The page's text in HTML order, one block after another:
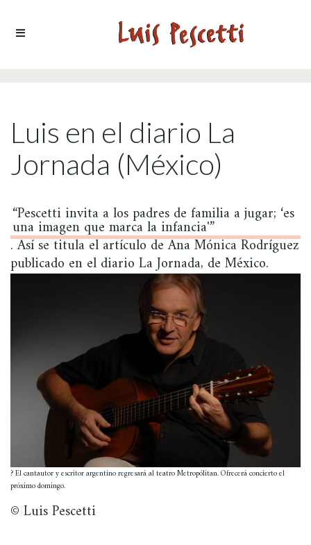
Luis en el diario La
Jornada (México)
“Pescetti invita a los padres de familia a jugar; ‘es
una imagen que marca la infancia'”
. Así se titula el artículo de Ana Mónica Rodríguez
publicado en el diario La Jornada, de México.
? El cantautor y escritor argentino regresará al teatro Metropólitan. Ofrecerá concierto el
próximo domingo.
© Luis Pescetti